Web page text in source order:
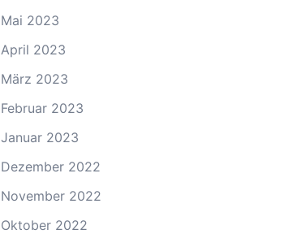
Mai 2023
April 2023
März 2023
Februar 2023
Januar 2023
Dezember 2022
November 2022
Oktober 2022